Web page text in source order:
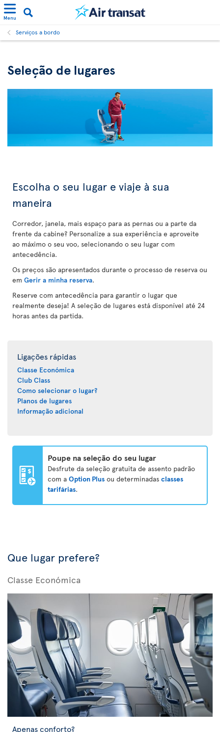
Menu
Serviços a bordo
Seleção de lugares
Escolha o seu lugar e viaje à sua
maneira
Corredor, janela, mais espaço para as pernas ou a parte da
frente da cabine? Personalize a sua experiência e aproveite
ao máximo o seu voo, selecionando o seu lugar com
antecedência.
Os preços são apresentados durante o processo de reserva ou
em Gerir a minha reserva.
Reserve com antecedência para garantir o lugar que
realmente deseja! A seleção de lugares está disponível até 24
horas antes da partida.
Ligações rápidas
Classe Económica
Club Class
Como selecionar o lugar?
Planos de lugares
Informação adicional
Poupe na seleção do seu lugar
Desfrute da seleção gratuita de assento padrão
com a Option Plus ou determinadas classes
tarifárias.
Que lugar prefere?
Classe Económica
Apenas conforto?